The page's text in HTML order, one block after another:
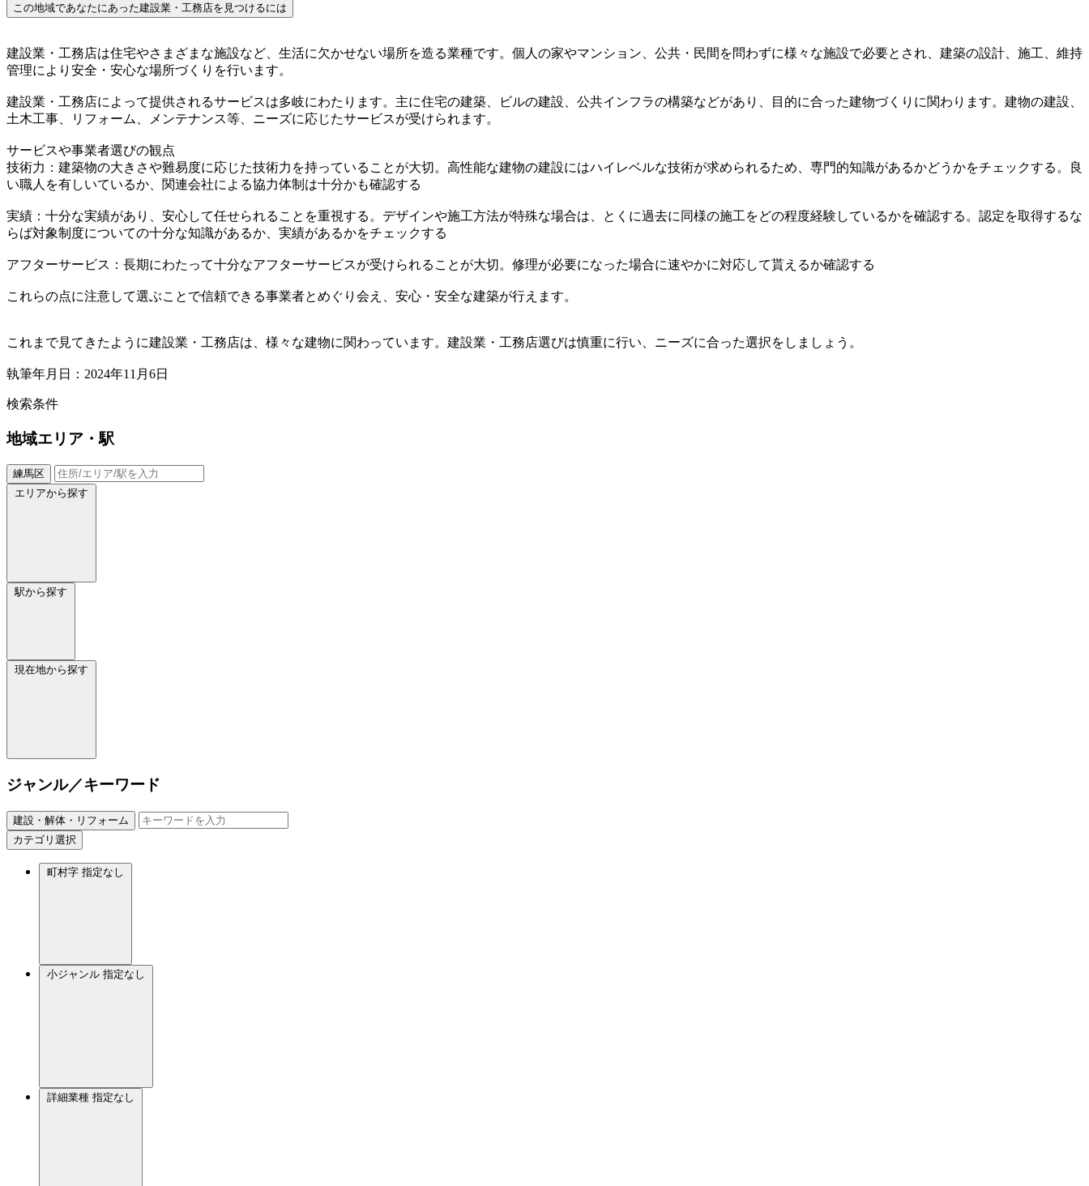
この地域であなたにあった建設業・工務店を見つけるには
建設業・工務店は住宅やさまざまな施設など、生活に欠かせない場所を造る業種です。個人の家やマンション、公共・民間を問わずに様々な施設で必要とされ、建築の設計、施工、維持
管理により安全・安心な場所づくりを行います。
建設業・工務店によって提供されるサービスは多岐にわたります。主に住宅の建築、ビルの建設、公共インフラの構築などがあり、目的に合った建物づくりに関わります。建物の建設、
土木工事、リフォーム、メンテナンス等、ニーズに応じたサービスが受けられます。
サービスや事業者選びの観点
技術力：建築物の大きさや難易度に応じた技術力を持っていることが大切。高性能な建物の建設にはハイレベルな技術が求められるため、専門的知識があるかどうかをチェックする。良
い職人を有しいているか、関連会社による協力体制は十分かも確認する
実績：十分な実績があり、安心して任せられることを重視する。デザインや施工方法が特殊な場合は、とくに過去に同様の施工をどの程度経験しているかを確認する。認定を取得するな
らば対象制度についての十分な知識があるか、実績があるかをチェックする
アフターサービス：長期にわたって十分なアフターサービスが受けられることが大切。修理が必要になった場合に速やかに対応して貰えるか確認する
これらの点に注意して選ぶことで信頼できる事業者とめぐり会え、安心・安全な建築が行えます。
これまで見てきたように建設業・工務店は、様々な建物に関わっています。建設業・工務店選びは慎重に行い、ニーズに合った選択をしましょう。
執筆年月日：2024年11月6日
検索条件
地域エリア・駅
練馬区
エリアから探す
駅から探す
現在地から探す
ジャンル／キーワード
建設・解体・リフォーム
カテゴリ選択
町村字 指定なし
小ジャンル 指定なし
詳細業種 指定なし